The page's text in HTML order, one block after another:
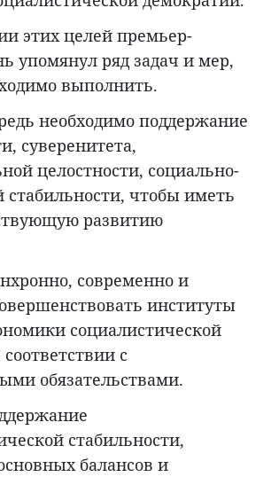
этих целей премьер-
упомянул ряд задач и мер,
выполнить.
необходимо поддержание
суверенитета,
целостности, социально-
стабильности, чтобы иметь
развитию
современно и
институты
социалистической
с
обязательствами.
стабильности,
балансов и